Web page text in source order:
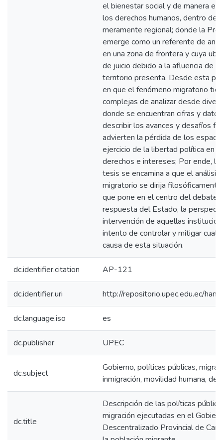
el bienestar social y de manera
los derechos humanos, dentro de
meramente regional; donde la
emerge como un referente de
en una zona de frontera y cuya
de juicio debido a la afluencia de
territorio presenta. Desde esta
en que el fenómeno migratorio
complejas de analizar desde
donde se encuentran cifras y
describir los avances y desafíos
advierten la pérdida de los
ejercicio de la libertad política en
derechos e intereses; Por ende,
tesis se encamina a que el
migratorio se dirija filosóficamente
que pone en el centro del debate
respuesta del Estado, la
intervención de aquellas
intento de controlar y mitigar
causa de esta situación.
dc.identifier.citation AP-121
dc.identifier.uri http://repositorio.upec.edu.ec/
dc.language.iso es
dc.publisher UPEC
dc.subject
Gobierno, políticas públicas,
inmigración, movilidad humana,
dc.title
Descripción de las políticas
migración ejecutadas en el
Descentralizado Provincial de